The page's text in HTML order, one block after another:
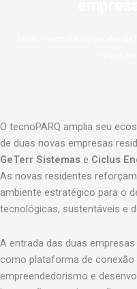
O tecnoPARQ amplia seu
de duas novas empresas
GeTerr Sistemas e Ciclus
As novas residentes
ambiente estratégico para o
tecnológicas, sustentáveis e
A entrada das duas
como plataforma de conexão
empreendedorismo e